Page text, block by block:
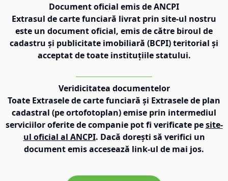
Document oficial emis de ANCPI
Extrasul de carte funciară livrat prin site-ul nostru
este un document oficial, emis de către biroul de
cadastru și publicitate imobiliară (BCPI) teritorial și
acceptat de toate instituțiile statului.
Veridicitatea documentelor
Toate Extrasele de carte funciară și Extrasele de plan
cadastral (pe ortofotoplan) emise prin intermediul
serviciilor oferite de companie pot fi verificate pe site-
ul oficial al ANCPI. Dacă dorești să verifici un
document emis accesează link-ul de mai jos.